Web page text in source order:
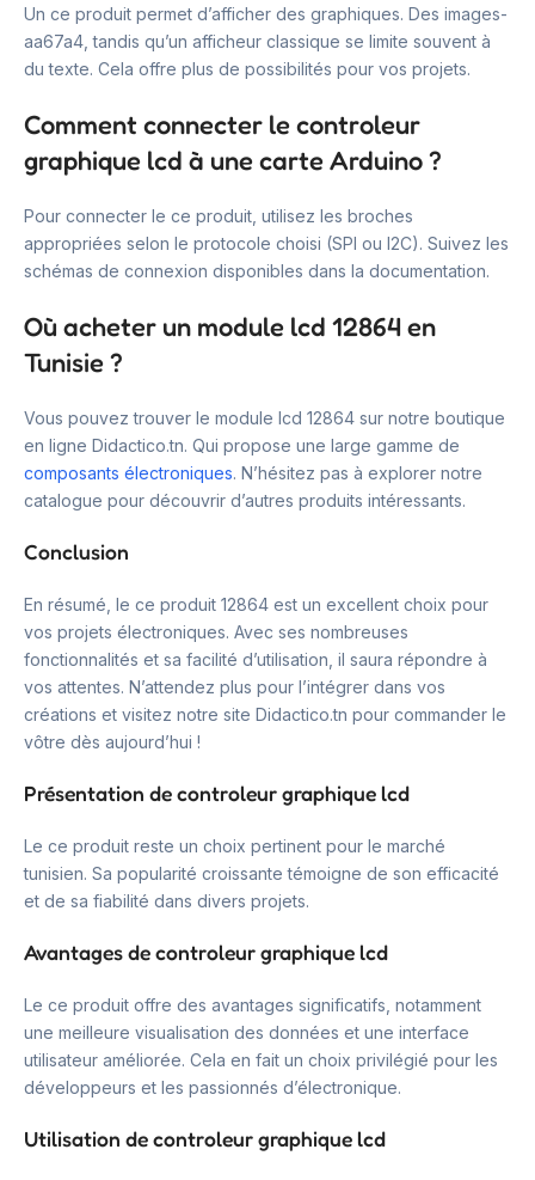
Un ce produit permet d’afficher des graphiques. Des images-
aa67a4, tandis qu’un afficheur classique se limite souvent à
du texte. Cela offre plus de possibilités pour vos projets.
Comment connecter le controleur
graphique lcd à une carte Arduino ?
Pour connecter le ce produit, utilisez les broches
appropriées selon le protocole choisi (SPI ou I2C). Suivez les
schémas de connexion disponibles dans la documentation.
Où acheter un module lcd 12864 en
Tunisie ?
Vous pouvez trouver le module lcd 12864 sur notre boutique
en ligne Didactico.tn. Qui propose une large gamme de
composants électroniques. N’hésitez pas à explorer notre
catalogue pour découvrir d’autres produits intéressants.
Conclusion
En résumé, le ce produit 12864 est un excellent choix pour
vos projets électroniques. Avec ses nombreuses
fonctionnalités et sa facilité d’utilisation, il saura répondre à
vos attentes. N’attendez plus pour l’intégrer dans vos
créations et visitez notre site Didactico.tn pour commander le
vôtre dès aujourd’hui !
Présentation de controleur graphique lcd
Le ce produit reste un choix pertinent pour le marché
tunisien. Sa popularité croissante témoigne de son efficacité
et de sa fiabilité dans divers projets.
Avantages de controleur graphique lcd
Le ce produit offre des avantages significatifs, notamment
une meilleure visualisation des données et une interface
utilisateur améliorée. Cela en fait un choix privilégié pour les
développeurs et les passionnés d’électronique.
Utilisation de controleur graphique lcd